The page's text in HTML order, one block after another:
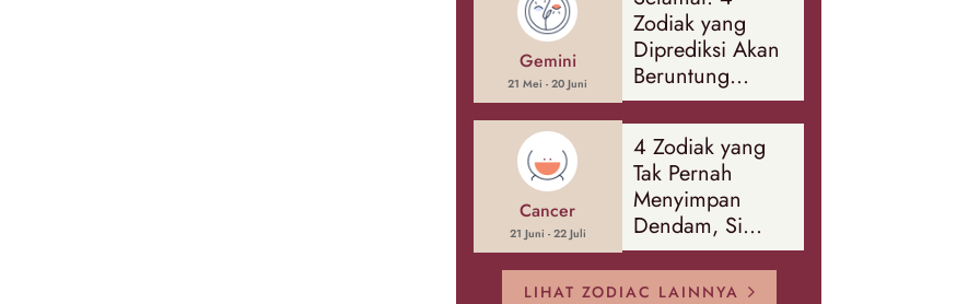
Gemini
21 Mei - 20 Juni
Zodiak yang
Diprediksi Akan
Beruntung
Sepanjang
Agustus 2026
Cancer
21 Juni - 22 Juli
4 Zodiak yang
Tak Pernah
Menyimpan
Dendam, Si
Paling Mudah
Memaafkan!
LIHAT ZODIAC LAINNYA